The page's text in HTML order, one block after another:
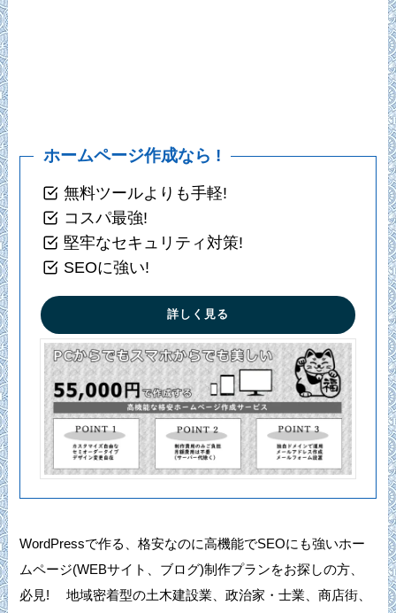
ホームページ作成なら !
無料ツールよりも手軽!
コスパ最強!
堅牢なセキュリティ対策!
SEOに強い!
詳しく見る
WordPressで作る、格安なのに高機能でSEOにも強いホー
ムページ(WEBサイト、ブログ)制作プランをお探しの方、
必見! 地域密着型の土木建設業、政治家・士業、商店街、